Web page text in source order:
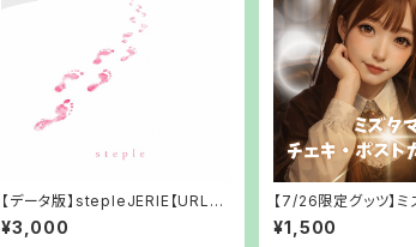
【データ版】stepleJERIE【URLで
お渡し】
¥3,000
【7/26限定グッツ】ミ
キ・ポストカードセッ
し】
¥1,500